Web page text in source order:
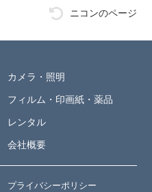
ニコンのページ
カメラ・照明
フィルム・印画紙・薬品
レンタル
会社概要
プライバシーポリシー